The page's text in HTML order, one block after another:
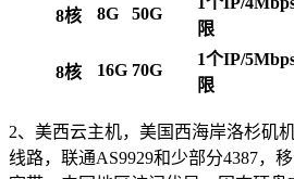
8核 8G 50G
限
8核 16G 70G
1个IP/
限
2、美西云主机，美国西海岸洛杉矶
线路，联通AS9929和少部分4387，